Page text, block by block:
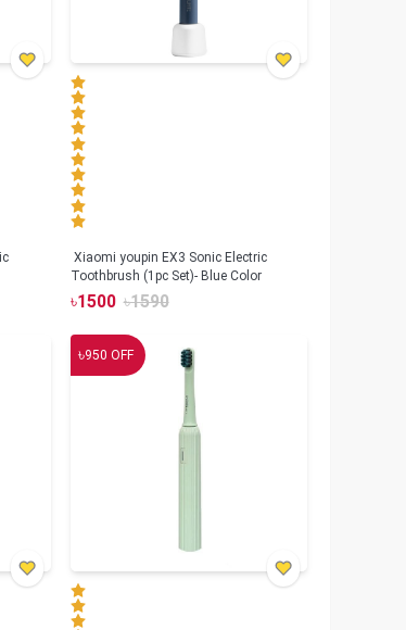
Xiaomi youpin EX3 Sonic Electric
Toothbrush (1pc Set)- Blue Color
৳1500 ৳1590
৳950 OFF